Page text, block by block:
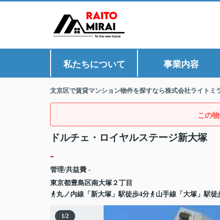
私たちについて 事業内容
文京区で賃貸マンション物件を探すなら株式会社ライトミ
この
ドルチェ・ロイヤルステージ新大塚
-
管理/共益費 -
東京都豊島区南大塚 ２丁目
丸ノ内線「新大塚」駅徒歩4分
山手線「大塚」駅徒
1/2